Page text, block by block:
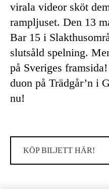
virala videor sköt
rampljuset. Den 13
Bar 15 i
slutsåld spelning.
på Sveriges
duon på Trädgår’n i
nu!
KÖP BILJETT HÄR!